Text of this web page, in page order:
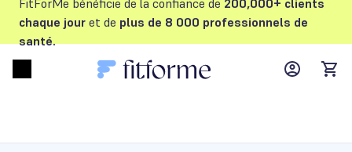
FitForMe bénéficie de la confiance de 200,000+ clients
chaque jour et de plus de 8 000 professionnels de
santé.
MyFFM